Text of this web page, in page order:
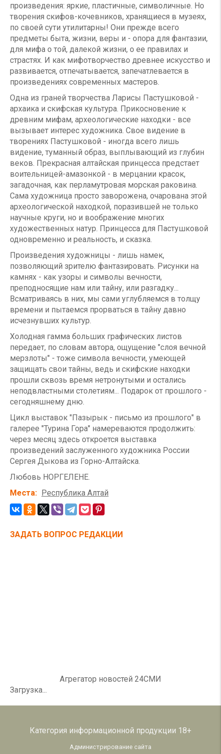
произведения: яркие, пластичные, символичные. Но
творения скифов-кочевников, хранящиеся в музеях,
по своей сути утилитарны! Они прежде всего
предметы быта, жизни, веры и - опора для фантазии,
для мифа о той, далекой жизни, о ее правилах и
страстях. И как мифотворчество древнее искусство и
развивается, отпечатывается, запечатлевается в
произведениях современных мастеров.
Одна из граней творчества Ларисы Пастушковой -
архаика и скифская культура. Прикосновение к
древним мифам, археологические находки - все
вызывает интерес художника. Свое видение в
творениях Пастушковой - иногда всего лишь
видение, туманный образ, выплывающий из глубин
веков. Прекрасная алтайская принцесса предстает
воительницей-амазонкой - в мерцании красок,
загадочная, как перламутровая морская раковина.
Сама художница просто заворожена, очарована этой
археологической находкой, поразившей не только
научные круги, но и воображение многих
художественных натур. Принцесса для Пастушковой
одновременно и реальность, и сказка.
Произведения художницы - лишь намек,
позволяющий зрителю фантазировать. Рисунки на
камнях - как узоры и символы вечности,
преподносящие нам или тайну, или разгадку...
Всматриваясь в них, мы сами углубляемся в толщу
времени и пытаемся прорваться в тайну давно
исчезнувших культур.
Холодная гамма больших графических листов
передает, по словам автора, ощущение "слоя вечной
мерзлоты" - тоже символа вечности, умеющей
защищать свои тайны, ведь и скифские находки
прошли сквозь время нетронутыми и остались
неподвластными столетиям... Подарок от прошлого -
сегодняшнему дню.
Цикл выставок "Пазырык - письмо из прошлого" в
галерее "Турина Гора" намереваются продолжить:
через месяц здесь откроется выставка
произведений заслуженного художника России
Сергея Дыкова из Горно-Алтайска.
Любовь НОРГЕЛЕНЕ.
Места
Республика Алтай
ЗАДАТЬ ВОПРОС РЕДАКЦИИ
Агрегатор новостей 24СМИ
Загрузка...
Категория информационной продукции 18+
Администрирование сайта